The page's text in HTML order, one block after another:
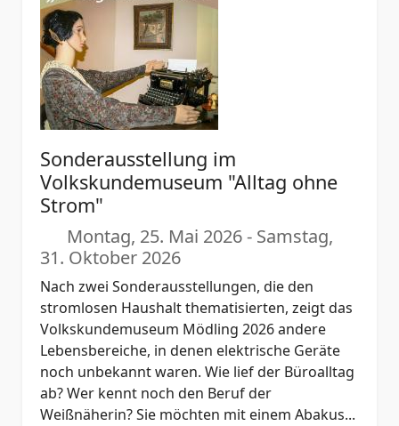
Sonderausstellung im
Volkskundemuseum "Alltag ohne
Strom"
Montag, 25. Mai 2026- Samstag,
31. Oktober 2026
Nach zwei Sonderausstellungen, die den
stromlosen Haushalt thematisierten, zeigt das
Volkskundemuseum Mödling 2026 andere
Lebensbereiche, in denen elektrische Geräte
noch unbekannt waren. Wie lief der Büroalltag
ab? Wer kennt noch den Beruf der
Weißnäherin? Sie möchten mit einem Abakus...